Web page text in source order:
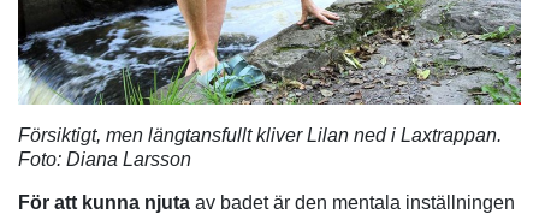
Försiktigt, men längtansfullt kliver Lilan ned i Laxtrappan.
Foto: Diana Larsson
För att kunna njuta av badet är den mentala inställningen